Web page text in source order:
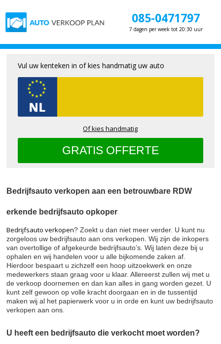
085-0471797
7 dagen per week tot 20:30 uur
Bedrijfsauto verkopen aan een betrouwbare RDW
erkende bedrijfsauto opkoper
Bedrijfsauto verkopen? Zoekt u dan niet meer verder. U kunt nu
zorgeloos uw bedrijfsauto aan ons verkopen. Wij zijn de inkopers
van overtollige of afgekeurde bedrijfsauto’s. Wij laten deze bij u
ophalen en wij handelen voor u alle bijkomende zaken af.
Hierdoor bespaart u zichzelf een hoop uitzoekwerk en onze
medewerkers staan graag voor u klaar. Allereerst zullen wij met u
de verkoop doornemen en dan kan alles in gang worden gezet. U
kunt zelf gewoon op volle kracht doorgaan en in de tussentijd
maken wij al het papierwerk voor u in orde en kunt uw bedrijfsauto
verkopen aan ons.
U heeft een bedrijfsauto die verkocht moet worden?
Vul uw kenteken in of kies handmatig uw auto
Of kies handmatig